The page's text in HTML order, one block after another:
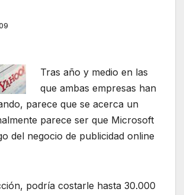
Tras año y medio en las
que ambas empresas han
parece que se acerca un
parece ser que Microsoft
del negocio de publicidad online
podría costarle hasta 30.000